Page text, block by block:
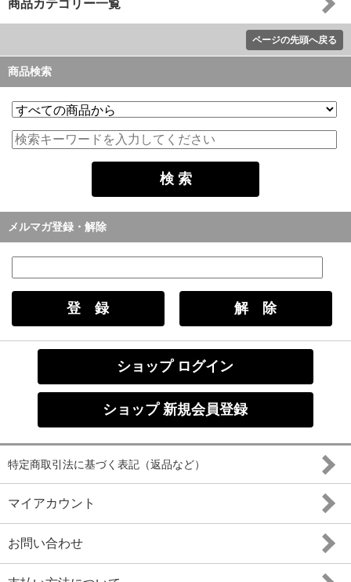
商品カテゴリー一覧
ページの先頭へ戻る
商品検索
メルマガ登録・解除
ショップ ログイン
ショップ 新規会員登録
特定商取引法に基づく表記（返品など）
マイアカウント
お問い合わせ